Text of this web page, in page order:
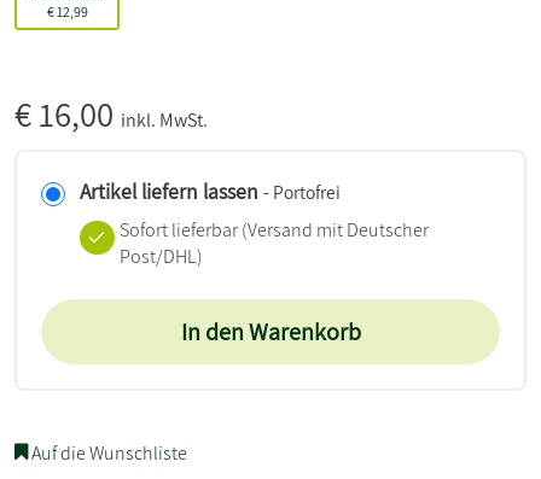
€12,99
€16,00 inkl. MwSt.
Artikel liefern lassen - Portofrei
Sofort lieferbar(Versand mit Deutscher
Post/DHL)
In den Warenkorb
Auf die Wunschliste